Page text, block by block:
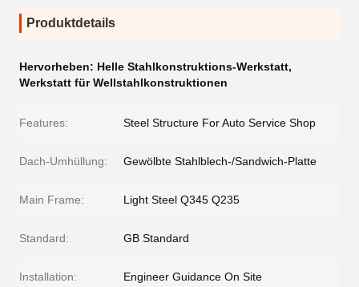
Produktdetails
Hervorheben: Helle Stahlkonstruktions-Werkstatt,
Werkstatt für Wellstahlkonstruktionen
Features: Steel Structure For Auto Service Shop
Dach-Umhüllung: Gewölbte Stahlblech-/Sandwich-Platte
Main Frame: Light Steel Q345 Q235
Standard: GB Standard
Installation: Engineer Guidance On Site